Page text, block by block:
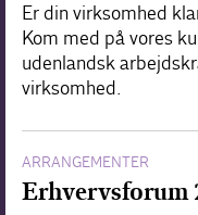
Er din virksomhed
Kom med på vores
udenlandsk
virksomhed.
ARRANGEMENTER
Erhvervsforum